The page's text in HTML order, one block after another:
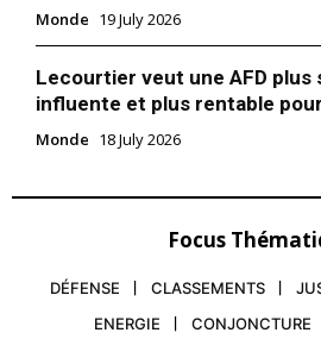
Monde 19 July 2026
Lecourtier veut une AFD plus
influente et plus rentable
Monde 18 July 2026
Focus
DÉFENSE CLASSEMENTS
ENERGIE
CONJONCTURE